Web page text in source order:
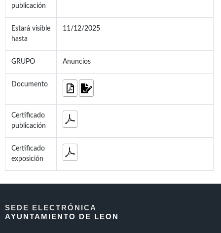
publicación
Estará visible
hasta
11/12/2025
GRUPO Anuncios
Documento
Certificado
publicación
Certificado
exposición
SEDE ELECTRÓNICA
AYUNTAMIENTO DE LEON